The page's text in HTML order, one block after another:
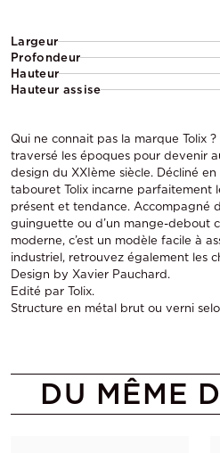
Largeur
Profondeur
Hauteur
Hauteur assise
Qui ne connait pas la marque Tolix
traversé les époques pour devenir
design du XXIème siècle. Décliné
tabouret Tolix incarne parfaitement
présent et tendance. Accompagné
guinguette ou d’un mange-debout
moderne, c’est un modèle facile à
industriel, retrouvez également les
Design by Xavier Pauchard.
Edité par Tolix.
Structure en métal brut ou verni
DU MÊME